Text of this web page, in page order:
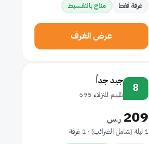
غرفة فقط
متاح بالتقسيط
عرض الغرف
8
جيد جداً
تقييم للنزلاء 695
209 ر.س
1 ليلة (شامل الضرائب) · 1 غرفة